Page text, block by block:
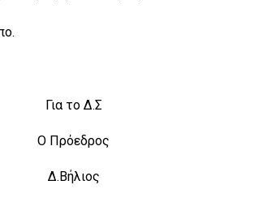
Για το Δ.Σ
Ο Πρόεδρος
Δ.Βήλιος